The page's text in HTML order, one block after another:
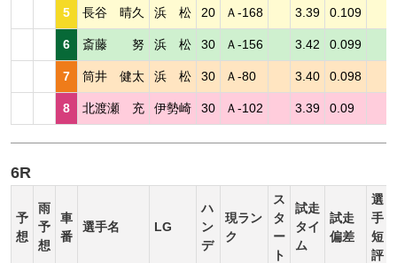
5 長谷 晴久 浜 松 20 Ａ-168 3.39 0.109
6 斎藤 努 浜 松 30 Ａ-156 3.42 0.099
7 筒井 健太 浜 松 30 Ａ-80 3.40 0.098
8 北渡瀬 充 伊勢崎 30 Ａ-102 3.39 0.09
6R
予
想
雨
予
想
車
番
選手名 LG
ハ
ン
デ
現ラン
ク
ス
タ
ー
ト
試走
タイ
ム
試走
偏差
選
手
短
評